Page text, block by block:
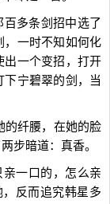
百多条剑招中选了
，一时不知如何化
出一个变招，打开
下宁碧翠的剑，当
的纤腰，在她的脸
步暗道：真香。
一口的，怎么亲
反而追究韩星多